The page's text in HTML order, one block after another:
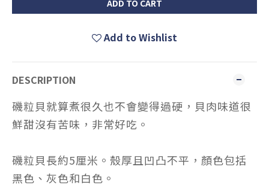
ADD TO CART
Add to Wishlist
DESCRIPTION
磯粒貝就算煮很久也不會變得過硬，貝肉味道很
鮮甜沒有苦味，非常好吃。
磯粒貝長約5厘米。殼厚且凹凸不平，顏色包括
黑色、灰色和白色。